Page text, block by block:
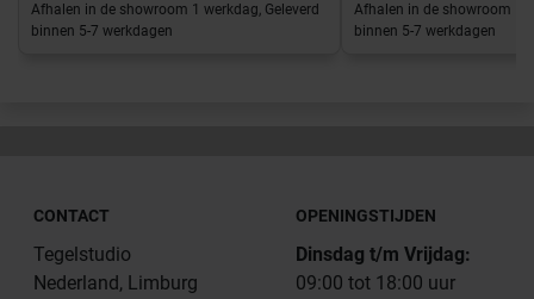
Afhalen in de showroom 1 werkdag, Geleverd
binnen 5-7 werkdagen
Afhalen in de showroom 1
binnen 5-7 werkdagen
CONTACT
Tegelstudio
Nederland, Limburg
OPENINGSTIJDEN
Dinsdag t/m Vrijdag:
09:00 tot 18:00 uur